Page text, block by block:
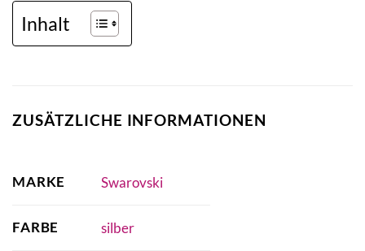
Inhalt
ZUSÄTZLICHE INFORMATIONEN
MARKE Swarovski
FARBE silber